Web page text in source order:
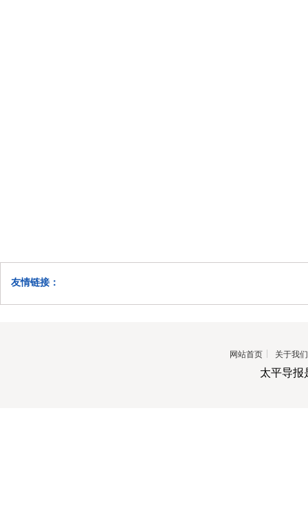
友情链接：
网站首页 关于我们
太平导报